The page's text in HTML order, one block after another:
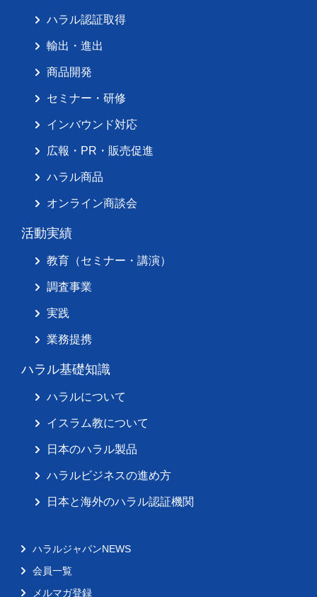
ハラル認証取得
輸出・進出
商品開発
セミナー・研修
インバウンド対応
広報・PR・販売促進
ハラル商品
オンライン商談会
活動実績
教育（セミナー・講演）
調査事業
実践
業務提携
ハラル基礎知識
ハラルについて
イスラム教について
日本のハラル製品
ハラルビジネスの進め方
日本と海外のハラル認証機関
ハラルジャパンNEWS
会員一覧
メルマガ登録